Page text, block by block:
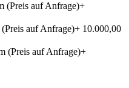
(Preis auf Anfrage)+
auf Anfrage)+ 10.000,00
(Preis auf Anfrage)+